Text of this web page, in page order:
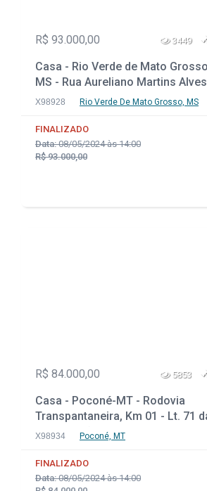
R$ 93.000,00 3449
Casa - Rio Verde de Mato
MS - Rua Aureliano Martins
300 - Jardim dos Estados
X98928 Rio Verde De Mato Grosso, MS
FINALIZADO
Data:08/05/2024 às 14:00
R$ 93.000,00
R$ 84.000,00 5853
Casa - Poconé-MT - Rodovia
Transpantaneira, Km 01 - Lt. 71
Qd. 01 - São Benedito
X98934 Poconé, MT
FINALIZADO
Data:08/05/2024 às 14:00